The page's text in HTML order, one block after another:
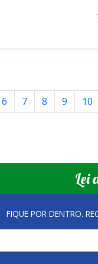
6 7 8 9 10
Lei
FIQUE POR DENTRO.